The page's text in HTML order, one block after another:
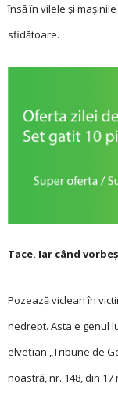
însă în vilele şi
sfidătoare.
Tace. Iar când
Pozează viclean în
nedrept. Asta e genul
elveţian „Tribune de
noastră, nr. 148, din 17